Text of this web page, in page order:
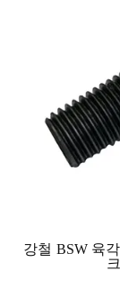
강철 BSW 육